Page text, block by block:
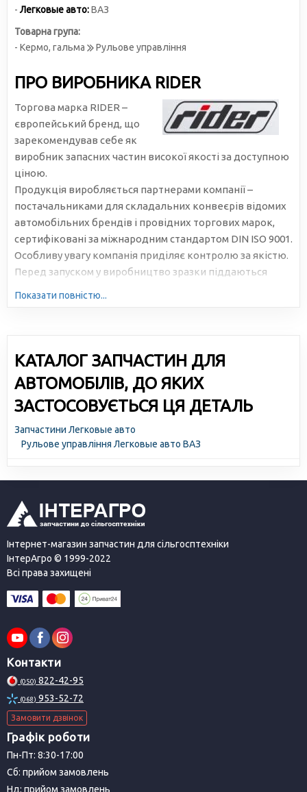
-Легковые авто:ВАЗ
Товарна група:
- Кермо, гальма
Рульове управління
ПРО ВИРОБНИКА RIDER
Торгова марка RIDER –
європейський бренд, що
зарекомендував себе як
виробник запасних частин високої якості за доступною
ціною.
Продукція виробляється партнерами компанії –
постачальниками для складальних конвеєрів відомих
автомобільних брендів і провідних торгових марок,
сертифіковані за міжнародним стандартом DIN ISO 9001.
Особливу увагу компанія приділяє контролю за якістю.
Перед запуском у виробництво зразки піддаються
Показати повністю...
КАТАЛОГ ЗАПЧАСТИН ДЛЯ
АВТОМОБІЛІВ, ДО ЯКИХ
ЗАСТОСОВУЄТЬСЯ ЦЯ ДЕТАЛЬ
Запчастини Легковые авто
Рульове управління Легковые авто ВАЗ
Інтернет-магазин запчастин для сільгосптехніки
ІнтерАгро © 1999-2022
Всі права захищені
Контакти
(050) 822-42-95
(068) 953-52-72
Замовити дзвінок
Графік роботи
Пн-Пт: 8:30-17:00
Сб: прийом замовлень
Нд: прийом замовлень